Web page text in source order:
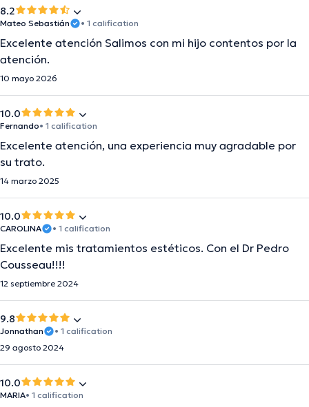
8.2
Mateo Sebastián • 1 calification
Excelente atención Salimos con mi hijo contentos por la
atención.
10 mayo 2026
10.0
Fernando• 1 calification
Excelente atención, una experiencia muy agradable por
su trato.
14 marzo 2025
10.0
CAROLINA • 1 calification
Excelente mis tratamientos estéticos. Con el Dr Pedro
Cousseau!!!!
12 septiembre 2024
9.8
Jonnathan
• 1 calification
29 agosto 2024
10.0
MARIA• 1 calification